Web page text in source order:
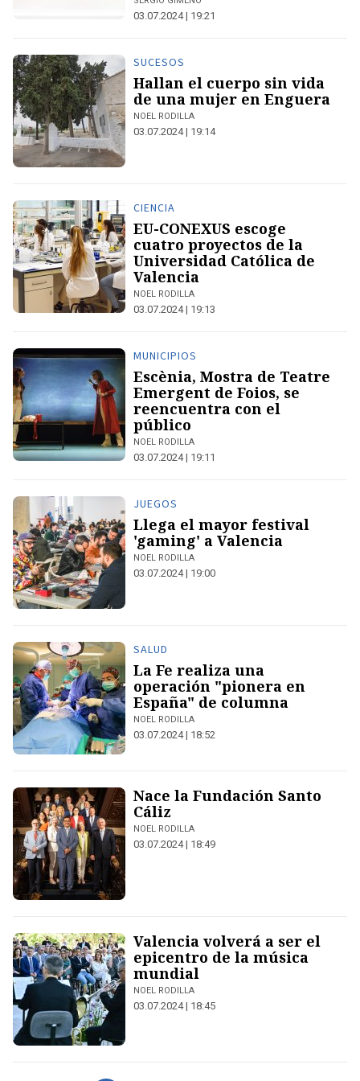
03.07.2024 | 19:21
SUCESOS
Hallan el cuerpo sin vida
de una mujer en Enguera
NOEL RODILLA
03.07.2024 | 19:14
CIENCIA
EU-CONEXUS escoge
cuatro proyectos de la
Universidad Católica de
Valencia
NOEL RODILLA
03.07.2024 | 19:13
MUNICIPIOS
Escènia, Mostra de Teatre
Emergent de Foios, se
reencuentra con el
público
NOEL RODILLA
03.07.2024 | 19:11
JUEGOS
Llega el mayor festival
'gaming' a Valencia
NOEL RODILLA
03.07.2024 | 19:00
SALUD
La Fe realiza una
operación "pionera en
España" de columna
NOEL RODILLA
03.07.2024 | 18:52
Nace la Fundación Santo
Cáliz
NOEL RODILLA
03.07.2024 | 18:49
Valencia volverá a ser el
epicentro de la música
mundial
NOEL RODILLA
03.07.2024 | 18:45